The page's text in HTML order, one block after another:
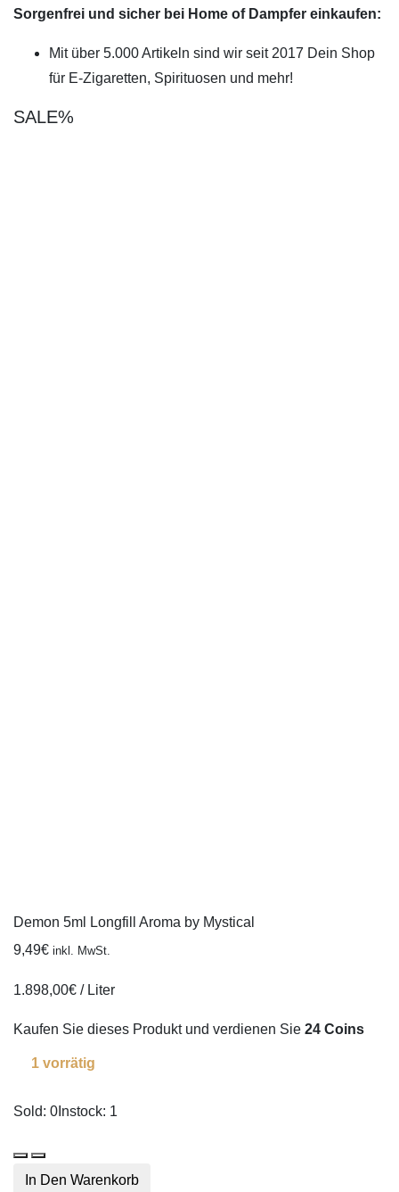
Demon 5ml Longfill Aroma by Mystical
9,49€ inkl. MwSt.
1.898,00€ / Liter
Kaufen Sie dieses Produkt und verdienen Sie 24 Coins
1 vorrätig
Sold: 0 Instock: 1
In Den Warenkorb
Sorgenfrei und sicher bei Home of Dampfer einkaufen:
Mit über 5.000 Artikeln sind wir seit 2017 Dein Shop
für E-Zigaretten, Spirituosen und mehr!
SALE%